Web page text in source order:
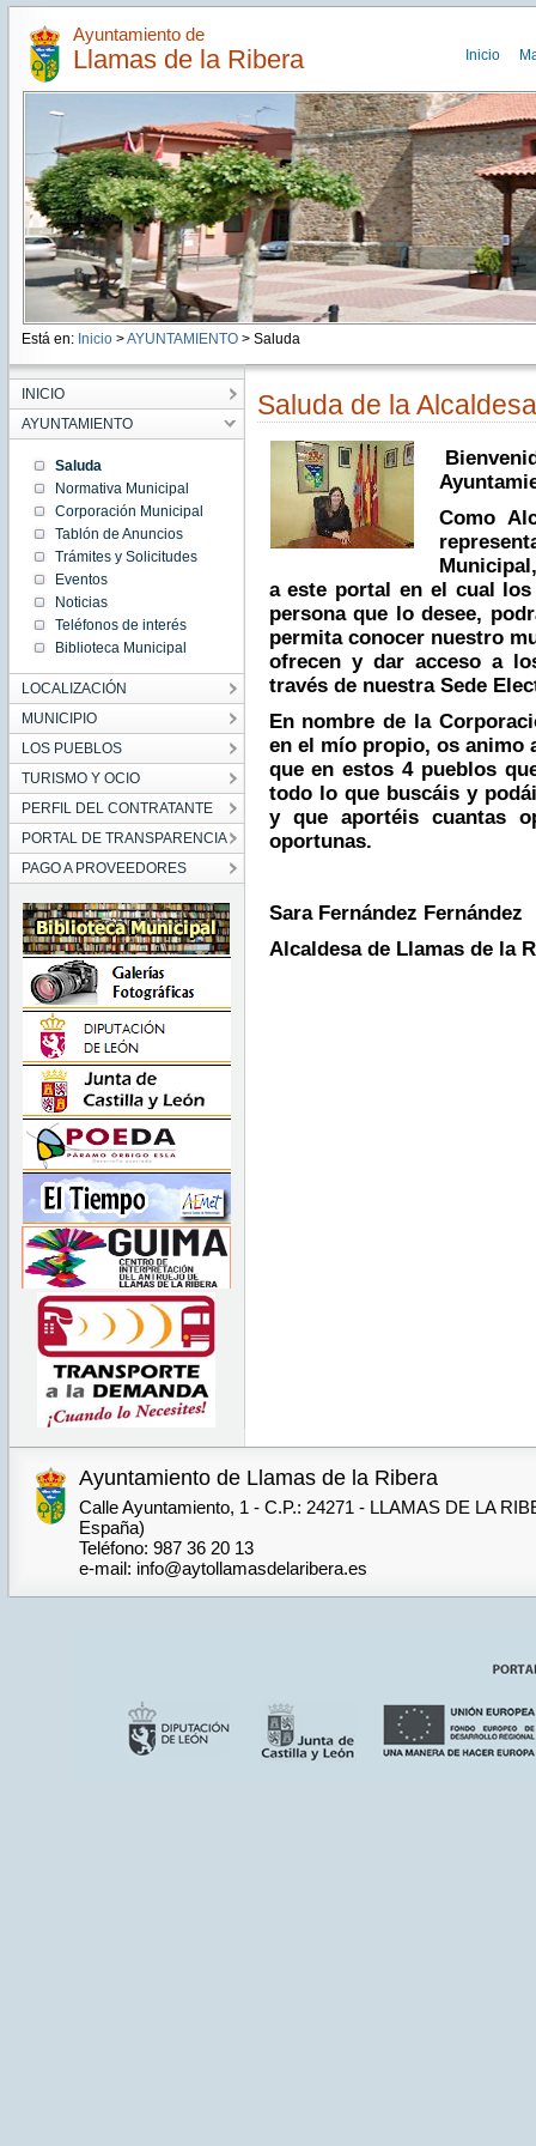
Ayuntamiento de
Llamas de la Ribera Inicio
Está en: Inicio >AYUNTAMIENTO> Saluda
INICIO
AYUNTAMIENTO
Saluda
Normativa Municipal
Corporación Municipal
Tablón de Anuncios
Trámites y Solicitudes
Eventos
Noticias
Teléfonos de interés
Biblioteca Municipal
LOCALIZACIÓN
MUNICIPIO
LOS PUEBLOS
TURISMO Y OCIO
PERFIL DEL CONTRATANTE
PORTAL DE TRANSPARENCIA
PAGO A PROVEEDORES
Saluda de la Alcaldesa
Como
a este portal en el cual
persona que lo desee,
permita conocer nuestro
ofrecen y dar acceso a
través de nuestra Sede
En nombre de la
en el mío propio, os animo
que en estos 4 pueblos
todo lo que buscáis y
y que aportéis cuantas
oportunas.
Sara Fernández Fernández
Alcaldesa de Llamas de la
Ayuntamiento de Llamas de la Ribera
Calle Ayuntamiento, 1 - C.P.: 24271 - LLAMAS DE LA
España)
Teléfono: 987 36 20 13
e-mail: info@aytollamasdelaribera.es